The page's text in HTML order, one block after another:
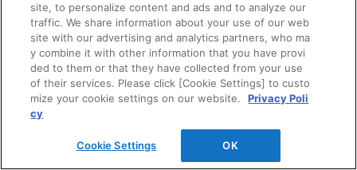
24時間換気システム〈エアスマート〉
簡易設計見積ソフト
R&Dセンター環境測定・分析サービス
商品マスター申し込み
site, to personalize content and ads and to analyze our
traffic. We share information about your use of our web
site with our advertising and analytics partners, who ma
y combine it with other information that you have provi
ded to them or that they have collected from your use
of their services. Please click [Cookie Settings] to custo
mize your cookie settings on our website.
Privacy Poli
cy
Cookie Settings OK